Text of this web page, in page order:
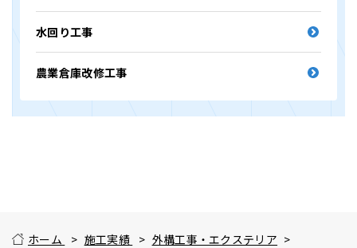
水回り工事
農業倉庫改修工事
ホーム 施工実績
外構工事・エクステリア